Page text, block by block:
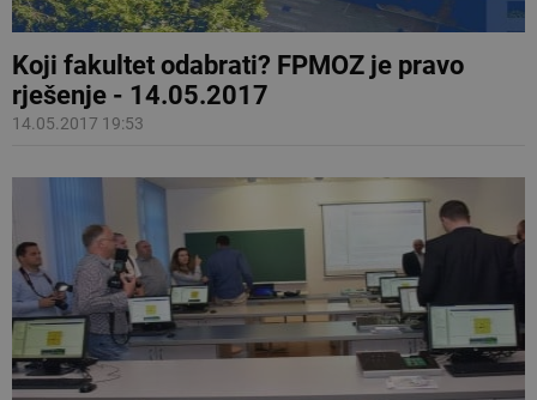
Koji fakultet odabrati? FPMOZ je pravo
rješenje - 14.05.2017
14.05.2017 19:53